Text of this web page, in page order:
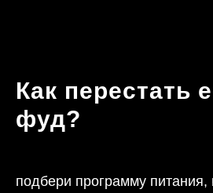
Как перестать
фуд?
подбери программу питания,